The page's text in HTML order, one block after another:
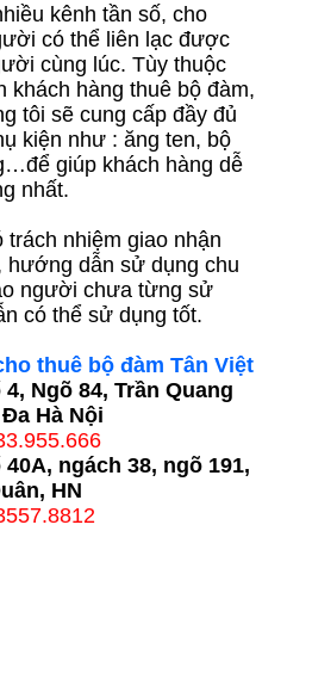
kênh tần số, cho
có thể liên lạc được
cùng lúc. Tùy thuộc
khách hàng thuê bộ đàm,
tôi sẽ cung cấp đầy đủ
kiện như : ăng ten, bộ
giúp khách hàng dễ
nhất.
trách nhiệm giao nhận
hướng dẫn sử dụng chu
người chưa từng sử
có thể sử dụng tốt.
thuê bộ đàm Tân Việt
4, Ngõ 84, Trần Quang
Hà Nội
40A, ngách 38, ngõ 191,
HN